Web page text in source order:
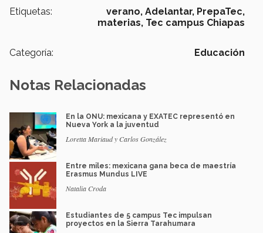
Etiquetas: verano, Adelantar, PrepaTec,
materias, Tec campus Chiapas
Categoría: Educación
Notas Relacionadas
En la ONU: mexicana y EXATEC representó en
Nueva York a la juventud
Loretta Mariaud y Carlos González
Entre miles: mexicana gana beca de maestría
Erasmus Mundus LIVE
Natalia Croda
Estudiantes de 5 campus Tec impulsan
proyectos en la Sierra Tarahumara